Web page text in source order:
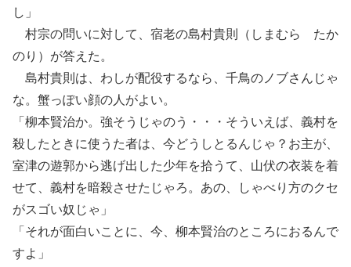
し」
村宗の問いに対して、宿老の島村貴則（しまむら たか
のり）が答えた。
島村貴則は、わしが配役するなら、千鳥のノブさんじゃ
な。蟹っぽい顔の人がよい。
「柳本賢治か。強そうじゃのう・・・そういえば、義村を
殺したときに使うた者は、今どうしとるんじゃ？お主が、
室津の遊郭から逃げ出した少年を拾うて、山伏の衣装を着
せて、義村を暗殺させたじゃろ。あの、しゃべり方のクセ
がスゴい奴じゃ」
「それが面白いことに、今、柳本賢治のところにおるんで
すよ」